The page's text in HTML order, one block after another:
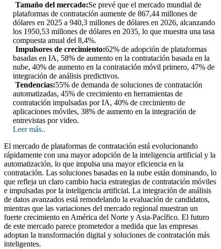
Tamaño del mercado:Se prevé que el mercado mundial de
plataformas de contratación aumente de 867,44 millones de
dólares en 2025 a 940,3 millones de dólares en 2026, alcanzando
los 1950,53 millones de dólares en 2035, lo que muestra una tasa
compuesta anual del 8,4%.
Impulsores de crecimiento:62% de adopción de plataformas
basadas en IA, 58% de aumento en la contratación basada en la
nube, 40% de aumento en la contratación móvil primero, 47% de
integración de análisis predictivos.
Tendencias:55% de demanda de soluciones de contratación
automatizadas, 45% de crecimiento en herramientas de
contratación impulsadas por IA, 40% de crecimiento de
aplicaciones móviles, 38% de aumento en la integración de
entrevistas por video.
Leer más..
El mercado de plataformas de contratación está evolucionando
rápidamente con una mayor adopción de la inteligencia artificial y la
automatización, lo que impulsa una mayor eficiencia en la
contratación. Las soluciones basadas en la nube están dominando, lo
que refleja un claro cambio hacia estrategias de contratación móviles
e impulsadas por la inteligencia artificial. La integración de análisis
de datos avanzados está remodelando la evaluación de candidatos,
mientras que las variaciones del mercado regional muestran un
fuerte crecimiento en América del Norte y Asia-Pacífico. El futuro
de este mercado parece prometedor a medida que las empresas
adoptan la transformación digital y soluciones de contratación más
inteligentes.